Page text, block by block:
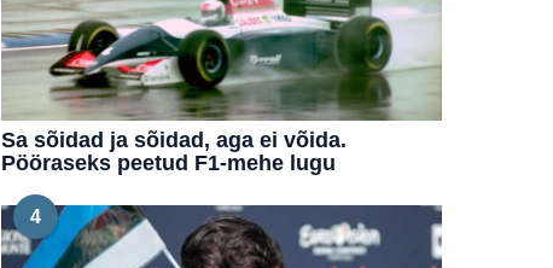
Sa sõidad ja sõidad, aga ei võida.
Pööraseks peetud F1-mehe lugu
4